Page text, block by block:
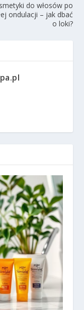
do włosów po
ondulacji – jak dbać
o loki?